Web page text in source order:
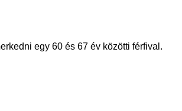
egy 60 és 67 év közötti férfival.